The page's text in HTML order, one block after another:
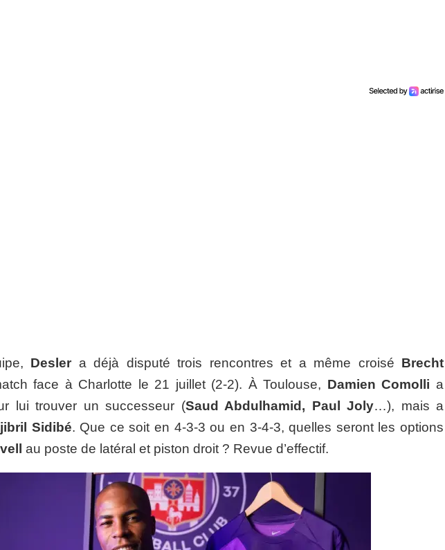
Desler a déjà disputé trois rencontres et a même croisé Brecht
face à Charlotte le 21 juillet (2-2). À Toulouse, Damien Comolli a
lui trouver un successeur (Saud Abdulhamid, Paul Joly…), mais a
Sidibé. Que ce soit en 4-3-3 ou en 3-4-3, quelles seront les options
au poste de latéral et piston droit ? Revue d’effectif.